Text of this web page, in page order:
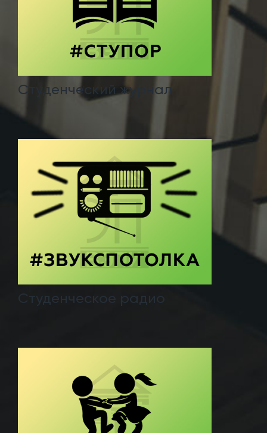
Студенческий журнал
Студенческое радио